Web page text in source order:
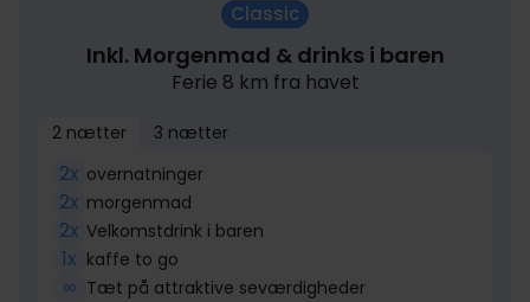
Classic
Inkl. Morgenmad & drinks i baren
Ferie 8 km fra havet
2 nætter 3 nætter
2x overnatninger
2x morgenmad
2x Velkomstdrink i baren
1x kaffe to go
∞ Tæt på attraktive seværdigheder